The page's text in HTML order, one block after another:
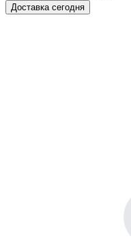
Доставка сегодня